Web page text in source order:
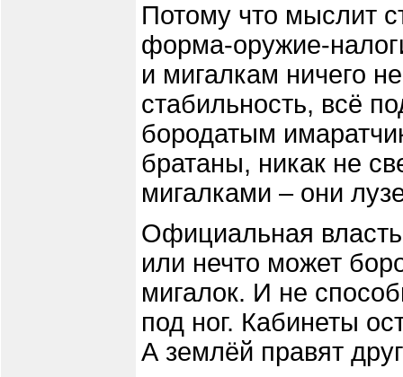
Потому что мыслит
форма-оружие-
и мигалкам ничего
стабильность, всё
бородатым
братаны, никак не
мигалками – они
Официальная власть
или нечто может
мигалок. И не
под ног. Кабинеты
А землёй правят